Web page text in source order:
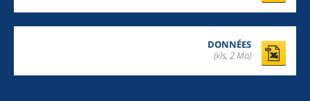
DONNÉES
(xls, 2 Mo)